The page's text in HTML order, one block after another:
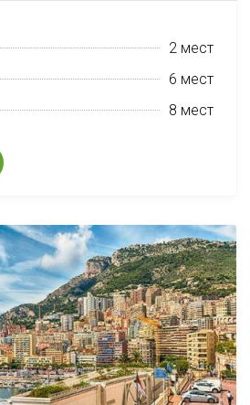
в 1050
2 мест
6 мест
8 мест